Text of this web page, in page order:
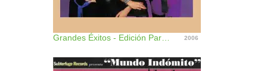
Grandes Éxitos - Edición Para Coleccionistas 2006